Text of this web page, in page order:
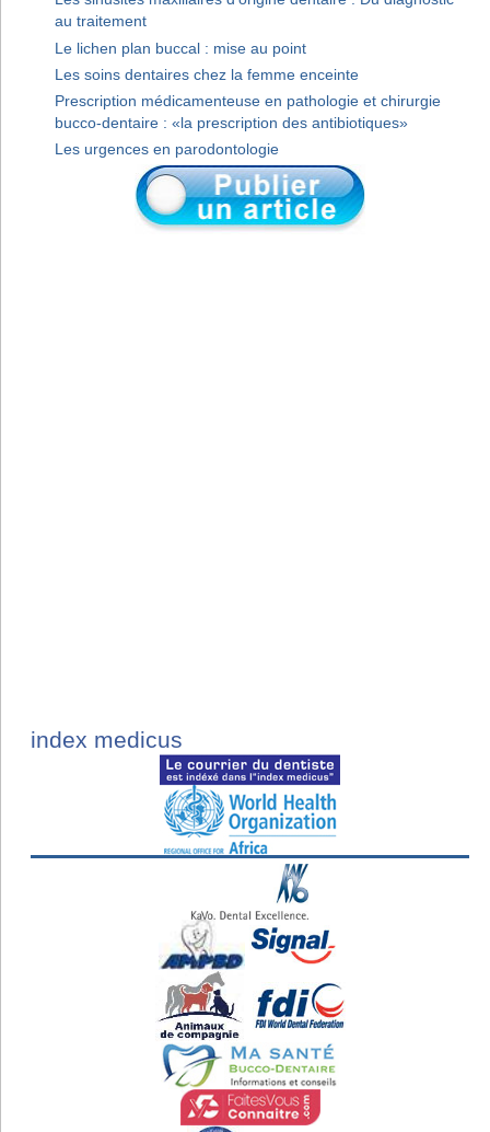
au traitement
Le lichen plan buccal : mise au point
Les soins dentaires chez la femme enceinte
Prescription médicamenteuse en pathologie et chirurgie
bucco-dentaire : «la prescription des antibiotiques»
Les urgences en parodontologie
index medicus